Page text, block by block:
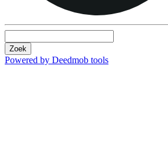
Zoek
Powered by Deedmob tools